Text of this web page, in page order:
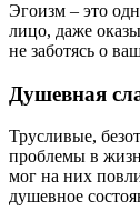
Эгоизм – это
лицо, даже
не заботясь о
Душевная
Трусливые,
проблемы в
мог на них
душевное